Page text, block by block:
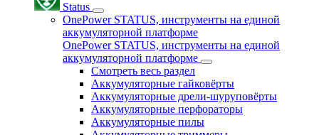
Status
OnePower STATUS, инструменты на единой
аккумуляторной платформе
OnePower STATUS, инструменты на единой
аккумуляторной платформе
Смотреть весь раздел
Аккумуляторные гайковёрты
Аккумуляторные дрели-шуруповёрты
Аккумуляторные перфораторы
Аккумуляторные пилы